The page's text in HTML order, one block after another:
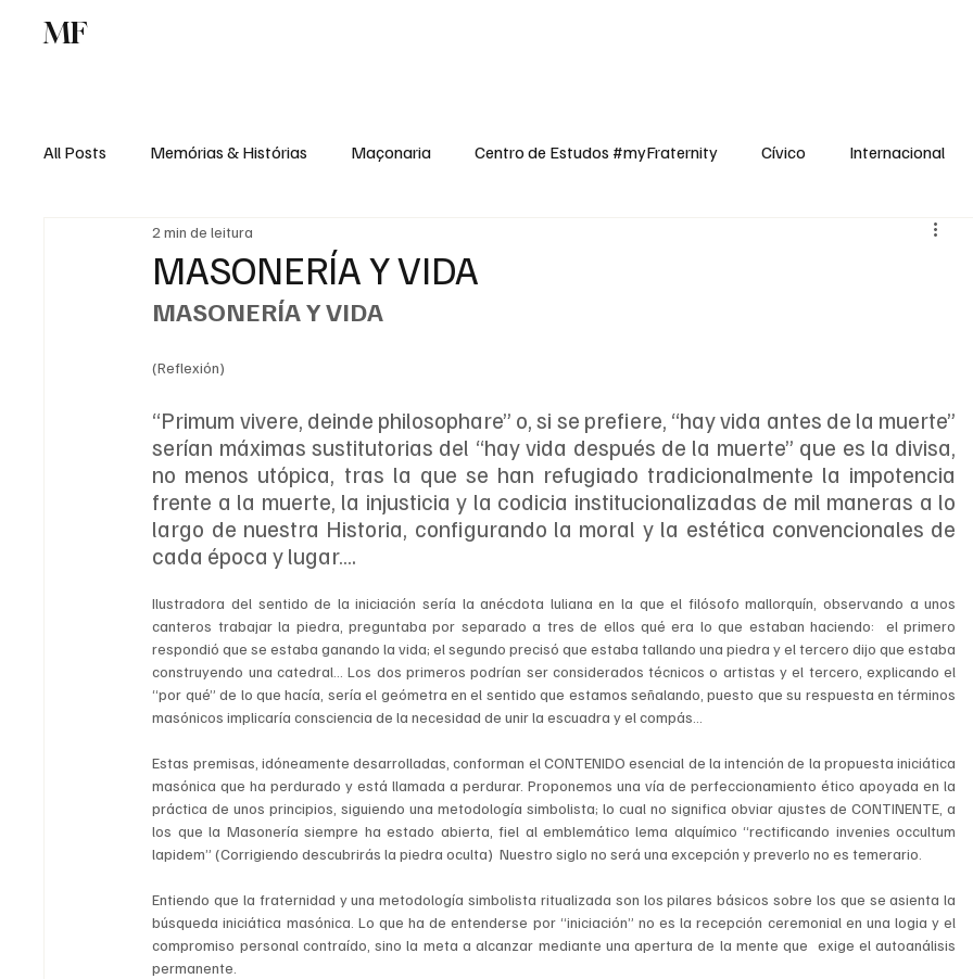
MF
All Posts Memórias & Histórias Maçonaria Centro de Estudos #myFraternity Cívico Internacional
Rádio Digital
MASONERÍA Y VIDA
2 min de leitura
MASONERÍA Y VIDA
(Reflexión)
“Primum vivere, deinde philosophare” o, si se prefiere, “hay vida antes de la muerte”
serían máximas sustitutorias del “hay vida después de la muerte” que es la divisa,
no menos utópica, tras la que se han refugiado tradicionalmente la impotencia
frente a la muerte, la injusticia y la codicia institucionalizadas de mil maneras a lo
largo de nuestra Historia, configurando la moral y la estética convencionales de
cada época y lugar….
Ilustradora del sentido de la iniciación sería la anécdota luliana en la que el filósofo mallorquín, observando a unos
canteros trabajar la piedra, preguntaba por separado a tres de ellos qué era lo que estaban haciendo:  el primero
respondió que se estaba ganando la vida; el segundo precisó que estaba tallando una piedra y el tercero dijo que estaba
construyendo una catedral... Los dos primeros podrían ser considerados técnicos o artistas y el tercero, explicando el
“por qué” de lo que hacía, sería el geómetra en el sentido que estamos señalando, puesto que su respuesta en términos
masónicos implicaría consciencia de la necesidad de unir la escuadra y el compás...
Estas premisas, idóneamente desarrolladas, conforman el CONTENIDO esencial de la intención de la propuesta iniciática
masónica que ha perdurado y está llamada a perdurar. Proponemos una vía de perfeccionamiento ético apoyada en la
práctica de unos principios, siguiendo una metodología simbolista; lo cual no significa obviar ajustes de CONTINENTE, a
los que la Masonería siempre ha estado abierta, fiel al emblemático lema alquímico “rectificando invenies occultum
lapidem” (Corrigiendo descubrirás la piedra oculta)  Nuestro siglo no será una excepción y preverlo no es temerario.
Entiendo que la fraternidad y una metodología simbolista ritualizada son los pilares básicos sobre los que se asienta la
búsqueda iniciática masónica. Lo que ha de entenderse por “iniciación” no es la recepción ceremonial en una logia y el
compromiso personal contraído, sino la meta a alcanzar mediante una apertura de la mente que  exige el autoanálisis
permanente.